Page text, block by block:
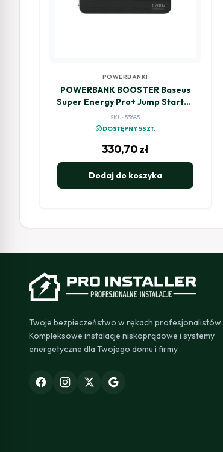
POWERBANKI
POWERBANK BOOSTER Baseus
Super Energy Pro+ Jump Starter
C00245700111-00 12000mAh
12V 1200A + KABLE KROKODYLKI
SKU: 53685
check_circleDOSTĘPNY 5SZT.
330,70zł
Dodaj do koszyka
Twoje bezpieczeństwo w rękach profesjonalistów.
Kompleksowe instalacje niskoprądowe i systemy
energetyczne dla Twojego domu i firmy.